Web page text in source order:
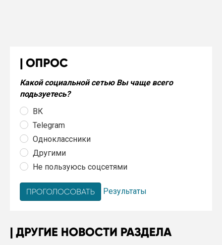
ОПРОС
Какой социальной сетью Вы чаще всего
подьзуетесь?
ВК
Telegram
Одноклассники
Другими
Не пользуюсь соцсетями
Результаты
ДРУГИЕ НОВОСТИ РАЗДЕЛА